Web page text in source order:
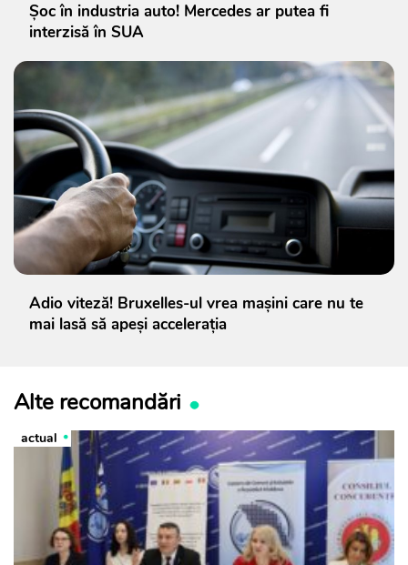
Șoc în industria auto! Mercedes ar putea fi
interzisă în SUA
Adio viteză! Bruxelles-ul vrea mașini care nu te
mai lasă să apeși accelerația
Alte recomandări
actual